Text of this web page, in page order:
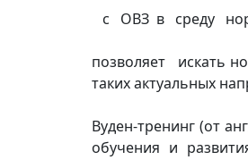
с ОВЗ в среду
позволяет искать
таких актуальных
Вуден-тренинг (от
обучения и